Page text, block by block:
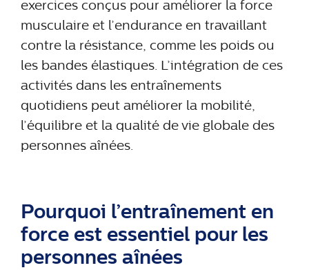
exercices conçus pour améliorer la force
musculaire et l’endurance en travaillant
contre la résistance, comme les poids ou
les bandes élastiques. L’intégration de ces
activités dans les entraînements
quotidiens peut améliorer la mobilité,
l’équilibre et la qualité de vie globale des
personnes aînées.
Pourquoi l’entraînement en
force est essentiel pour les
personnes aînées